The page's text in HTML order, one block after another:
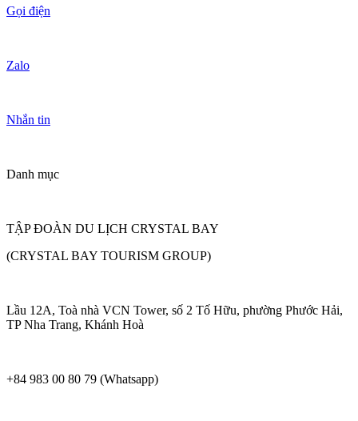
Gọi điện
Zalo
Nhắn tin
Danh mục
TẬP ĐOÀN DU LỊCH CRYSTAL BAY
(CRYSTAL BAY TOURISM GROUP)
Lầu 12A, Toà nhà VCN Tower, số 2 Tố Hữu, phường Phước Hải,
TP Nha Trang, Khánh Hoà
+84 983 00 80 79 (Whatsapp)